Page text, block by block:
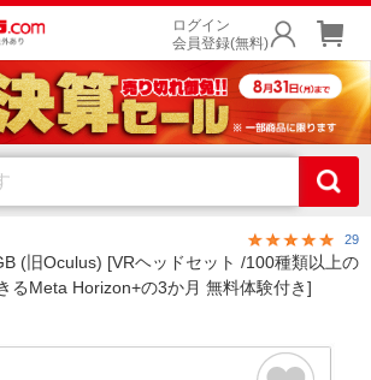
ログイン
会員登録(無料)
29
(旧Oculus) [VRヘッドセット /100種類以上の
るMeta Horizon+の3か月 無料体験付き]